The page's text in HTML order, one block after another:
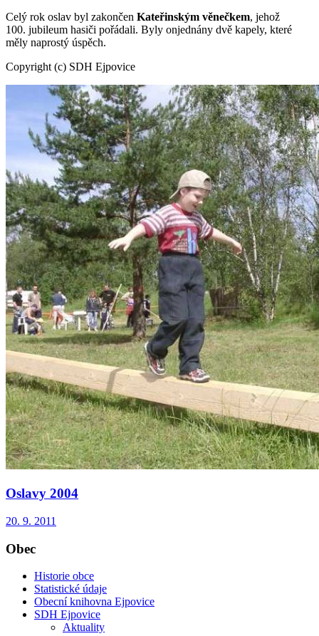
Celý rok oslav byl zakončen Kateřinským věnečkem, jehož
100. jubileum hasiči pořádali. Byly onjednány dvě kapely, které
měly naprostý úspěch.
Copyright (c) SDH Ejpovice
Oslavy 2004
20. 9. 2011
Obec
Historie obce
Statistické údaje
Obecní knihovna Ejpovice
SDH Ejpovice
Aktuality